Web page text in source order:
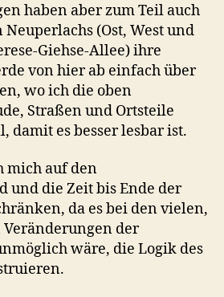
haben aber zum Teil auch
(Ost, West und
Giehse-Allee) ihre
von hier ab einfach über
wo ich die oben
Straßen und Ortsteile
es besser lesbar ist.
mich auf den
und die Zeit bis Ende der
da es bei den vielen,
der
wäre, die Logik des